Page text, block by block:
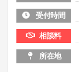
受付時間
相談料
所在地